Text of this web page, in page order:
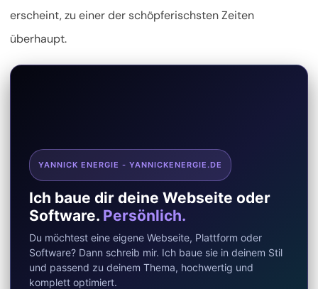
erscheint, zu einer der schöpferischsten Zeiten
überhaupt.
YANNICK ENERGIE - YANNICKENERGIE.DE
Ich baue dir deine Webseite oder
Software. Persönlich.
Du möchtest eine eigene Webseite, Plattform oder
Software? Dann schreib mir. Ich baue sie in deinem Stil
und passend zu deinem Thema, hochwertig und
komplett optimiert.